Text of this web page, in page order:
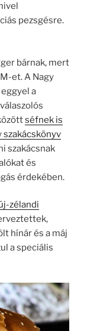
pezsgésre.
bárnak, mert
et. A Nagy
a
séfnek is
szakácskönyv
szakácsnak
és
érdekében.
zélandi
hínár és a máj
a speciális